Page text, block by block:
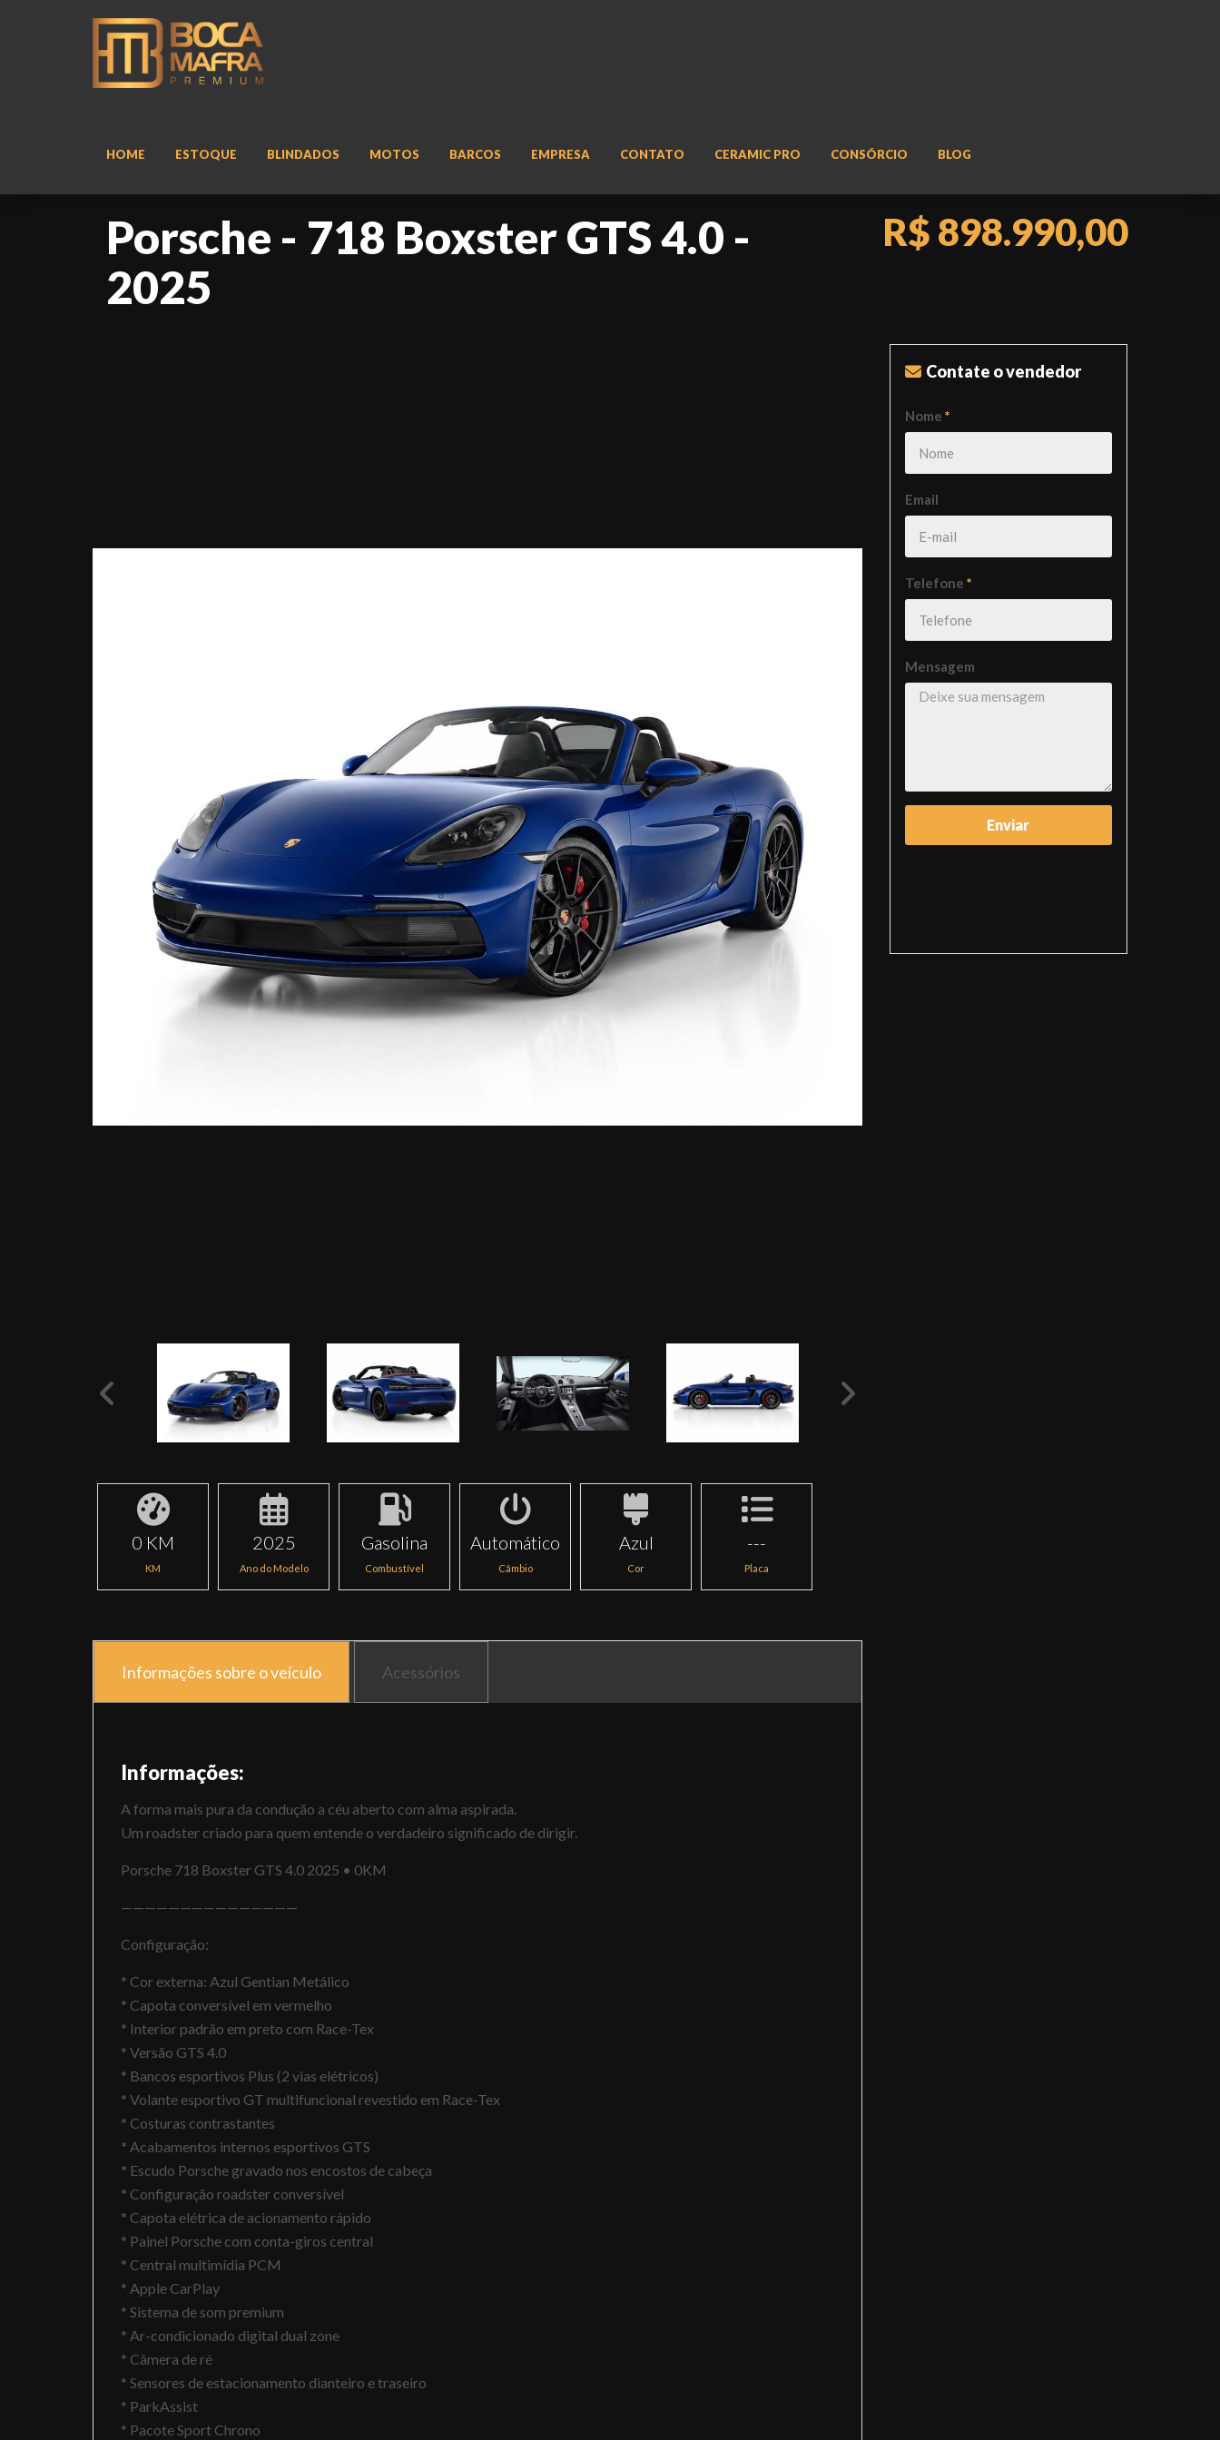
HOME ESTOQUE BLINDADOS MOTOS BARCOS EMPRESA CONTATO CERAMIC PRO CONSÓRCIO BLOG
Porsche - 718 Boxster GTS 4.0 -
2025
R$ 898.990,00
0 KM
KM
2025
Ano do Modelo
Gasolina
Combustível
Automático
Câmbio
Azul
Cor
---
Placa
Informações sobre o veículo Acessórios
Informações:
A forma mais pura da condução a céu aberto com alma aspirada.
Um roadster criado para quem entende o verdadeiro significado de dirigir.
Porsche 718 Boxster GTS 4.0 2025 • 0KM
———————————————
Configuração:
* Cor externa: Azul Gentian Metálico
* Capota conversível em vermelho
* Interior padrão em preto com Race-Tex
* Versão GTS 4.0
* Bancos esportivos Plus (2 vias elétricos)
* Volante esportivo GT multifuncional revestido em Race-Tex
* Costuras contrastantes
* Acabamentos internos esportivos GTS
* Escudo Porsche gravado nos encostos de cabeça
* Configuração roadster conversível
* Capota elétrica de acionamento rápido
* Painel Porsche com conta-giros central
* Central multimídia PCM
* Apple CarPlay
* Sistema de som premium
* Ar-condicionado digital dual zone
* Câmera de ré
* Sensores de estacionamento dianteiro e traseiro
* ParkAssist
* Pacote Sport Chrono
Contate o vendedor
Nome *
Email
Telefone *
Mensagem